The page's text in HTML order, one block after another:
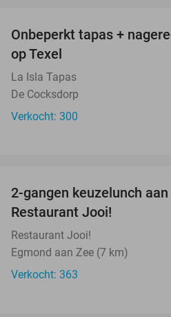
Onbeperkt tapas +
op Texel
La Isla Tapas
De Cocksdorp
Verkocht: 300
2-gangen keuzelunch
Restaurant Jooi!
Restaurant Jooi!
Egmond aan Zee (7 km)
Verkocht: 363